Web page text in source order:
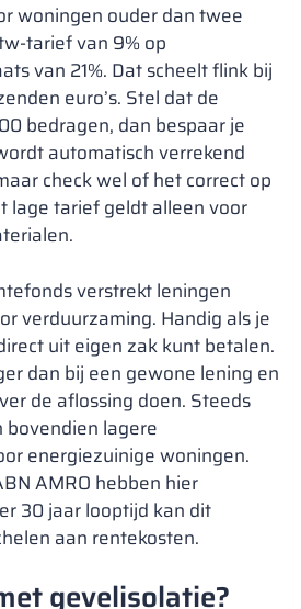
woningen ouder dan twee
tarief van 9% op
van 21%. Dat scheelt flink bij
euro’s. Stel dat de
bedragen, dan bespaar je
automatisch verrekend
check wel of het correct op
lage tarief geldt alleen voor
verstrekt leningen
verduurzaming. Handig als je
uit eigen zak kunt betalen.
dan bij een gewone lening en
de aflossing doen. Steeds
bovendien lagere
energiezuinige woningen.
AMRO hebben hier
30 jaar looptijd kan dit
aan rentekosten.
gevelisolatie?